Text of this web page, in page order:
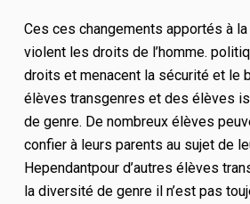
Ces ces changements apportés à
violent les droits de l’homme.
droits et menacent la sécurité et le
élèves transgenres et des élèves
de genre. De nombreux élèves
confier à leurs parents au sujet de
Hependantpour d’autres élèves
la diversité de genre il n’est pas